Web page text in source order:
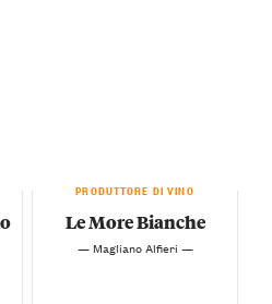
PRODUTTORE DI VINO
Le More Bianche
— Magliano Alfieri —